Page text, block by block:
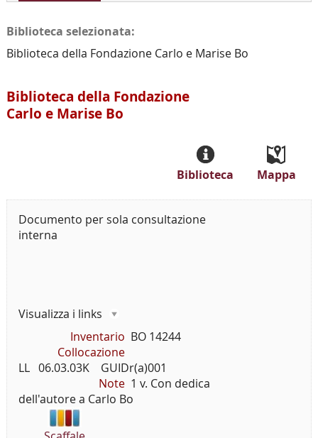
Biblioteca selezionata:
Biblioteca della Fondazione Carlo e Marise Bo
Biblioteca della Fondazione
Carlo e Marise Bo
Mappa
Biblioteca
Documento per sola consultazione
interna
Visualizza i links
Inventario BO 14244
Collocazione
LL   06.03.03K    GUIDr(a)001
Note 1 v. Con dedica
dell'autore a Carlo Bo